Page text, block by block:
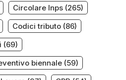
Circolare Inps(265)
Codici tributo(86)
(69)
biennale(59)